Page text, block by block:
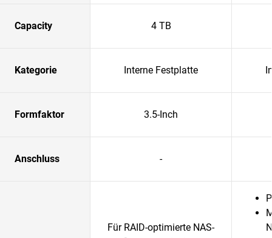
Capacity 4 TB
Kategorie Interne Festplatte
Formfaktor 3.5-Inch
Anschluss -
Für RAID-optimierte NAS-